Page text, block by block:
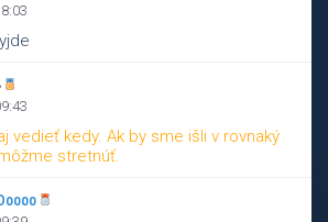
vedieť kedy. Ak by sme išli v rovnaký
stretnúť.